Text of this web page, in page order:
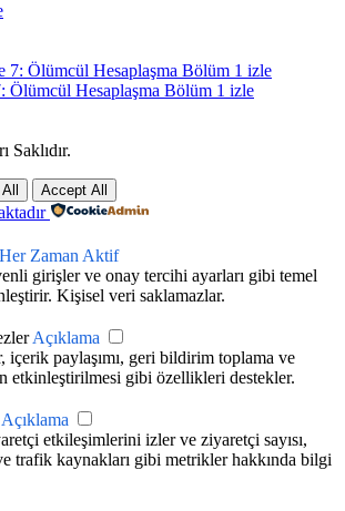
Ölümcül Hesaplaşma Bölüm 1 izle
Saklıdır.
Accept All
Her Zaman Aktif
girişler ve onay tercihi ayarları gibi temel
Kişisel veri saklamazlar.
Açıklama
içerik paylaşımı, geri bildirim toplama ve
etkinleştirilmesi gibi özellikleri destekler.
Açıklama
etkileşimlerini izler ve ziyaretçi sayısı,
trafik kaynakları gibi metrikler hakkında bilgi